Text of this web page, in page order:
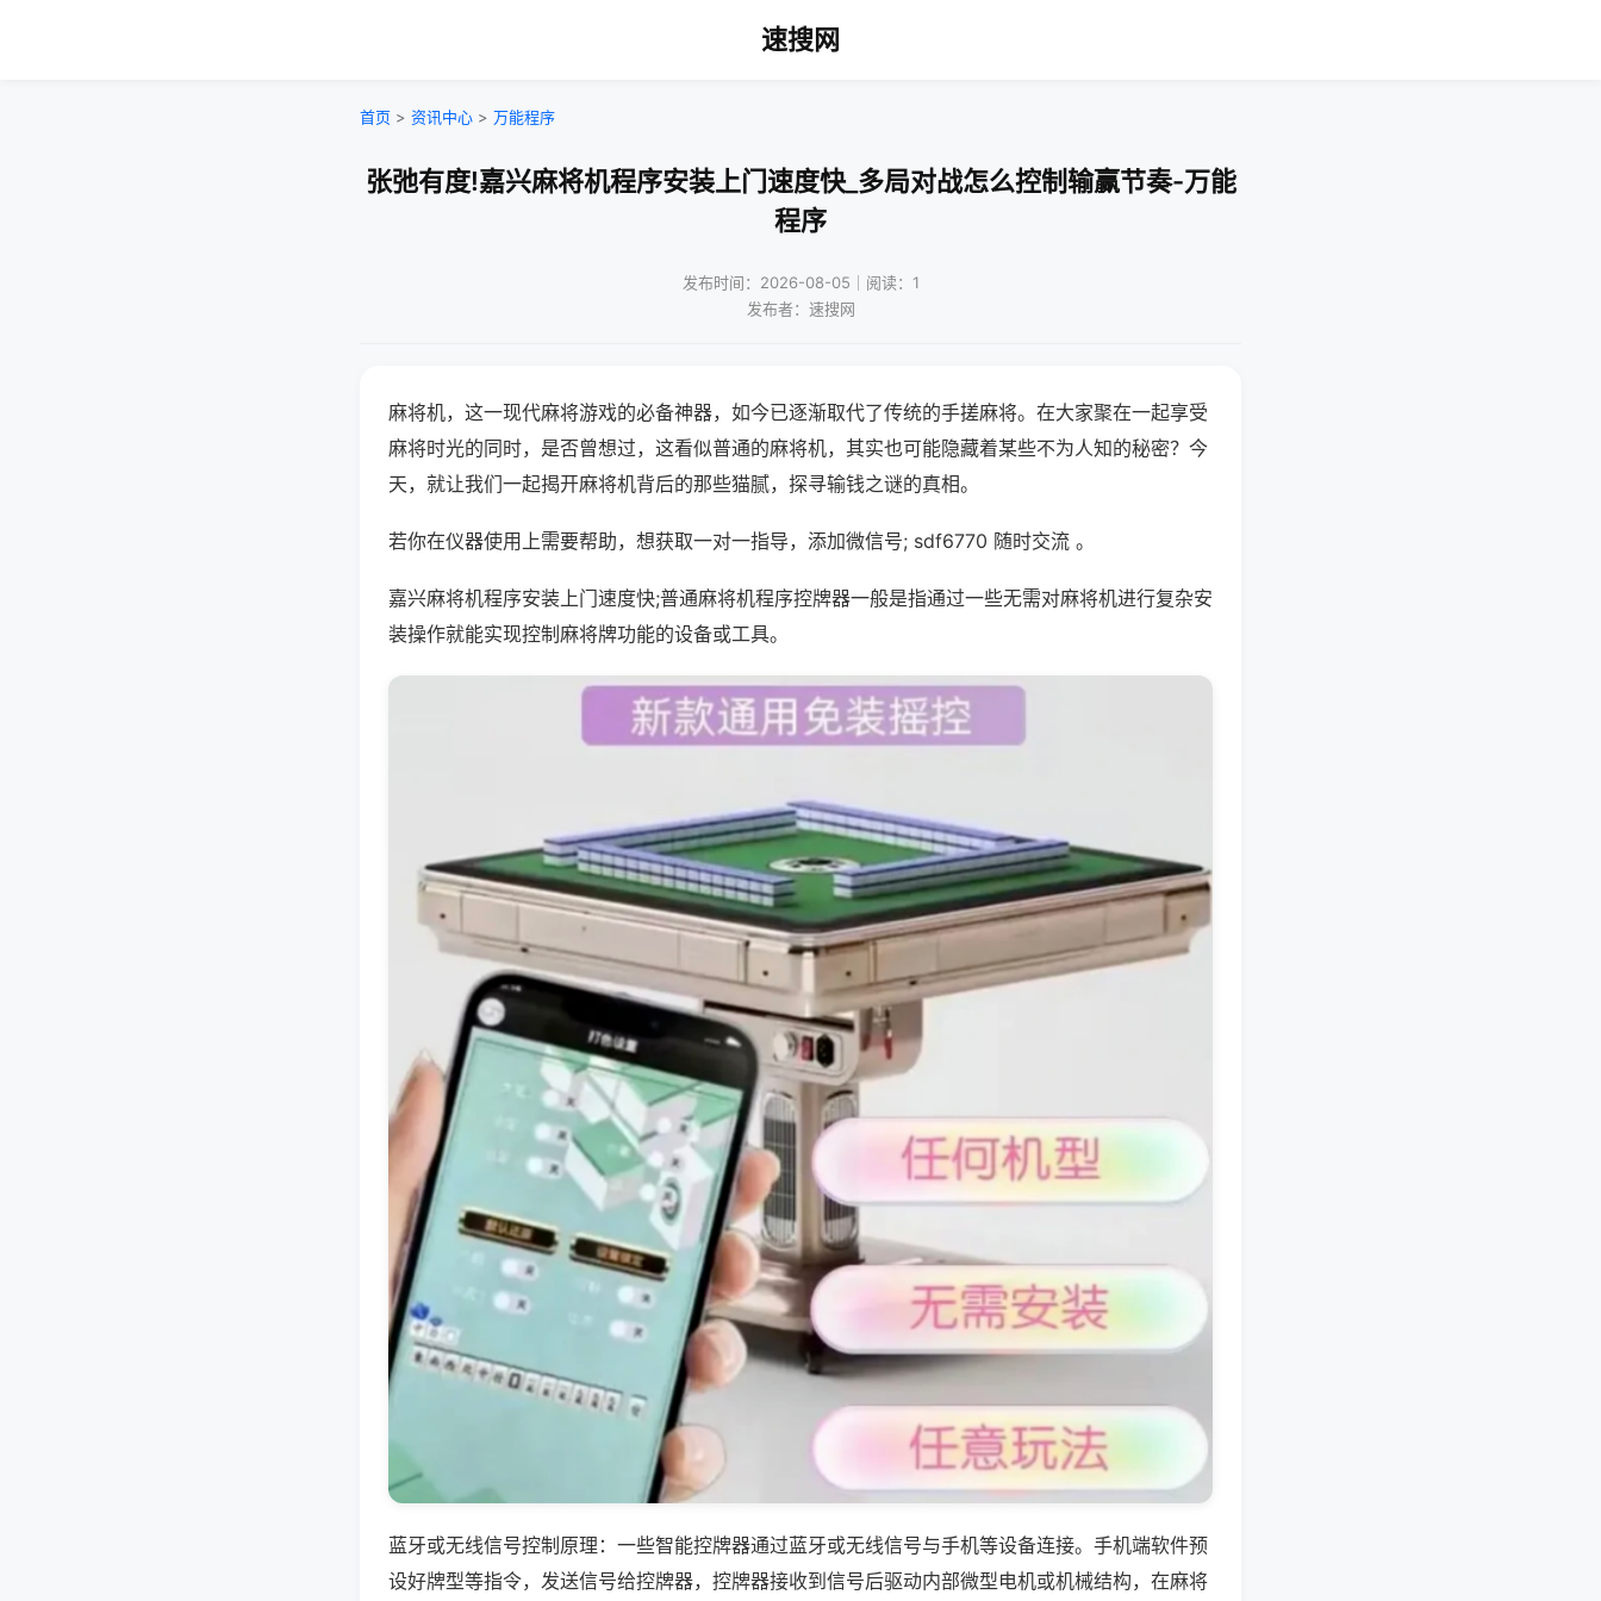
速搜网
首页 > 资讯中心 > 万能程序
张弛有度!嘉兴麻将机程序安装上门速度快_多局对战怎么控制输赢节奏-万能
程序
发布时间：2026-08-05｜阅读：1
发布者：速搜网
麻将机，这一现代麻将游戏的必备神器，如今已逐渐取代了传统的手搓麻将。在大家聚在一起享受
麻将时光的同时，是否曾想过，这看似普通的麻将机，其实也可能隐藏着某些不为人知的秘密？今
天，就让我们一起揭开麻将机背后的那些猫腻，探寻输钱之谜的真相。
若你在仪器使用上需要帮助，想获取一对一指导，添加微信号; sdf6770 随时交流 。
嘉兴麻将机程序安装上门速度快;普通麻将机程序控牌器一般是指通过一些无需对麻将机进行复杂安
装操作就能实现控制麻将牌功能的设备或工具。
蓝牙或无线信号控制原理：一些智能控牌器通过蓝牙或无线信号与手机等设备连接。手机端软件预
设好牌型等指令，发送信号给控牌器，控牌器接收到信号后驱动内部微型电机或机械结构，在麻将